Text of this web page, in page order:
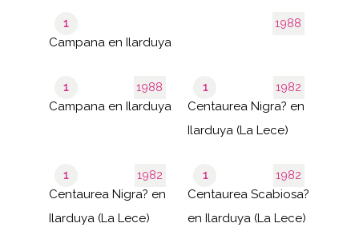
1988
1
Campana en Ilarduya
1988
1
Campana en Ilarduya
1982
1
Centaurea Nigra? en
Ilarduya (La Lece)
1982
1
Centaurea Nigra? en
Ilarduya (La Lece)
1982
1
Centaurea Scabiosa?
en Ilarduya (La Lece)